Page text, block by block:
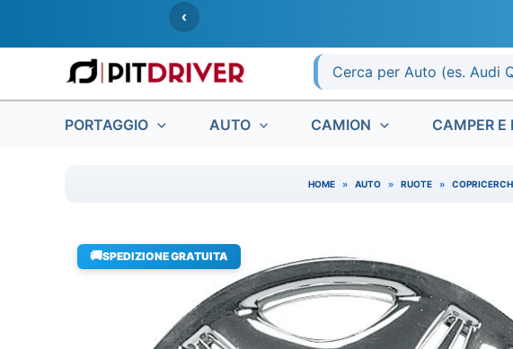
‹
Ricerca
per:
PORTAGGIO AUTO CAMION CAMPER E
HOME » AUTO » RUOTE »
🚚SPEDIZIONE GRATUITA